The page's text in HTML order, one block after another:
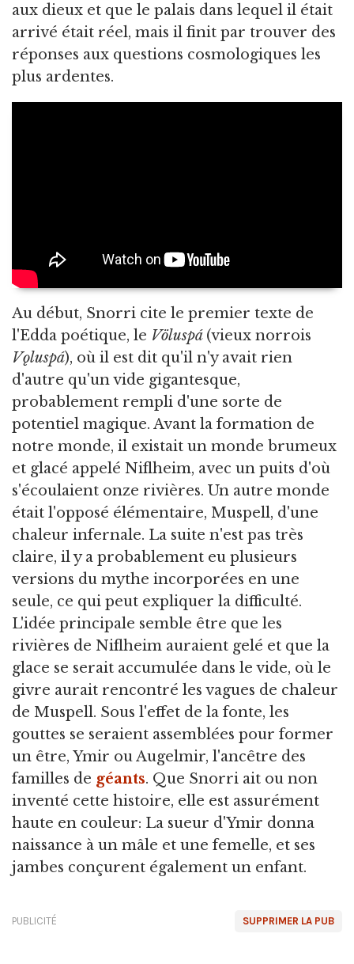
aux dieux et que le palais dans lequel il était
arrivé était réel, mais il finit par trouver des
réponses aux questions cosmologiques les
plus ardentes.
Au début, Snorri cite le premier texte de
l'Edda poétique, le Völuspá (vieux norrois
Vǫluspá), où il est dit qu'il n'y avait rien
d'autre qu'un vide gigantesque,
probablement rempli d'une sorte de
potentiel magique. Avant la formation de
notre monde, il existait un monde brumeux
et glacé appelé Niflheim, avec un puits d'où
s'écoulaient onze rivières. Un autre monde
était l'opposé élémentaire, Muspell, d'une
chaleur infernale. La suite n'est pas très
claire, il y a probablement eu plusieurs
versions du mythe incorporées en une
seule, ce qui peut expliquer la difficulté.
L'idée principale semble être que les
rivières de Niflheim auraient gelé et que la
glace se serait accumulée dans le vide, où le
givre aurait rencontré les vagues de chaleur
de Muspell. Sous l'effet de la fonte, les
gouttes se seraient assemblées pour former
un être, Ymir ou Augelmir, l'ancêtre des
familles de géants. Que Snorri ait ou non
inventé cette histoire, elle est assurément
haute en couleur: La sueur d'Ymir donna
naissance à un mâle et une femelle, et ses
jambes conçurent également un enfant.
SUPPRIMER LA PUB
PUBLICITÉ